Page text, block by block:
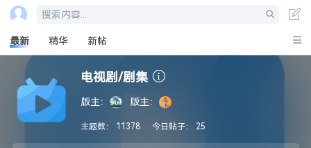
搜索内容...
最新 精华 新帖
电视剧/剧集
版主： 版主：
主题数： 11378 今日贴子： 25